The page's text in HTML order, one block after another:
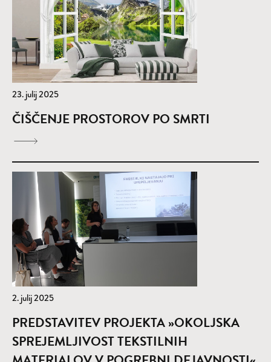
23. julij 2025
ČIŠČENJE PROSTOROV PO SMRTI
2. julij 2025
PREDSTAVITEV PROJEKTA »OKOLJSKA
SPREJEMLJIVOST TEKSTILNIH